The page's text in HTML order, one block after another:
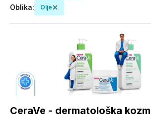
Oblika: Olje
CeraVe - dermatološka